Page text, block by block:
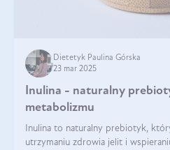
Dietetyk Paulina Górska
23 mar 2025
Inulina - naturalny
metabolizmu
Inulina to naturalny prebiotyk,
utrzymaniu zdrowia jelit i